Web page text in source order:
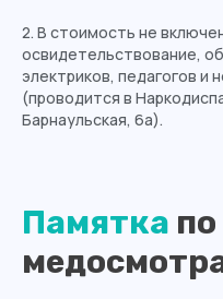
2. В стоимость не
освидетельствование,
электриков, педагогов и
(проводится в
Барнаульская, 6а).
Памятка